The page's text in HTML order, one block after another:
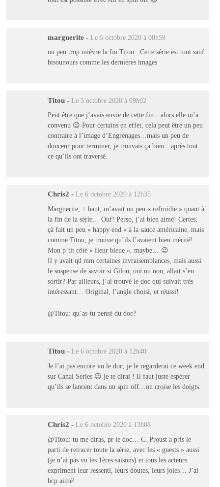
marguerite - Le 5 octobre 2020 à 08h59
un peu trop mièvre la fin Titou . Cette série est tout sauf
bisounours comme les dernières images
Titou - Le 5 octobre 2020 à 09h02
Peut être que j’avais envie de cette fin…alors elle m’a
convenu 😉 Pour certains en effet, cela peut être un peu
contraire à l’image d’Engrenages…mais un peu de
douceur pour terminer, je trouvais ça bien…après tout
ce qu’ils ont traversé.
Chris2 - Le 6 octobre 2020 à 12h35
Marguerite, + haut, m’avait un peu « refroidie » quant à
la fin de la série… Ouf! Perso, j’ai bien aimé! Certes,
çà fait un peu « happy end » à la sauce américaine, mais
comme Titou, je trouve qu’ils l’avaient bien mérité!
Mon p’tit côté « fleur bleue », maybe… 😉
Il y avait qd mm certaines invraisemblances, mais aussi
le suspense de savoir si Gilou, oui ou non, allait s’en
sortir? Par ailleurs, j’ai trouvé le doc qui suivait très
intéressant… Original, l’angle choisi, et réussi!
@Titou: qu’as-tu pensé du doc?
Titou - Le 6 octobre 2020 à 12h40
Je l’ai pas encore vu le doc, je le regarderai ce week end
sur Canal Series 😉 je te dirai ! Il faut juste espérer
qu’ils se lancent dans un spin off…on croise les doigts.
Chris2 - Le 6 octobre 2020 à 13h08
@Titou: tu me diras, pr le doc… C. Proust a pris le
parti de retracer toute la série, avec les « guests » aussi
(je n’ai pas vu les 1ères saisons) et tous les acteurs
expriment leur ressenti, leurs doutes, leurs joies… J’ai
bcp aimé!